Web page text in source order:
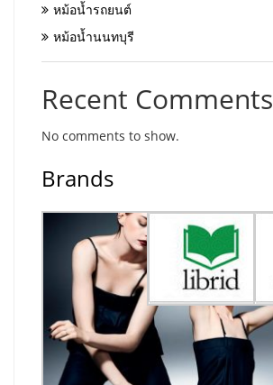
หม้อน้ำรถยนต์
หม้อน้ำนนทบุรี
Recent Comments
No comments to show.
Brands